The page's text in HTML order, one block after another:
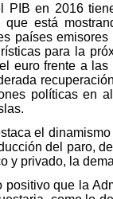
PIB en 2016
está
países
para la
euro frente a
políticas en
el
del paro,
y privado, la
positivo que la